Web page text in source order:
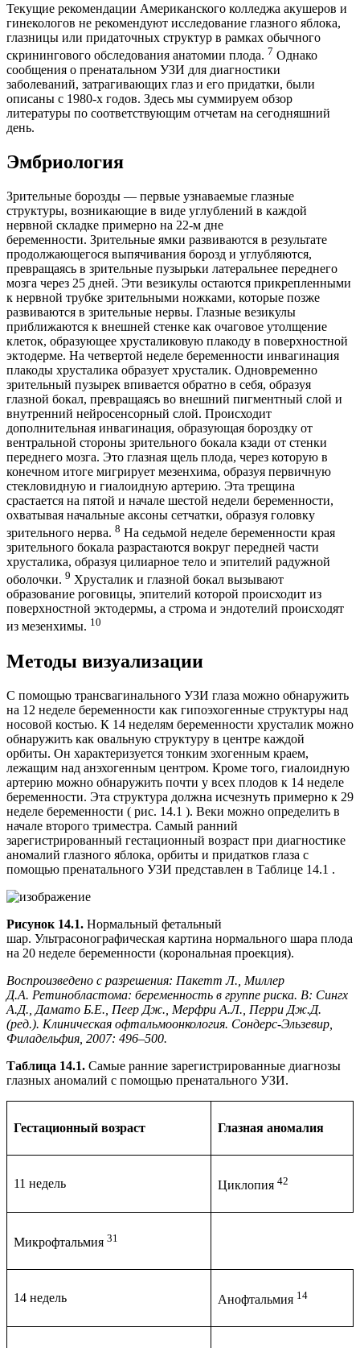
Текущие рекомендации Американского колледжа акушеров и
гинекологов не рекомендуют исследование глазного яблока,
глазницы или придаточных структур в рамках обычного
скринингового обследования анатомии плода. 7 Однако
сообщения о пренатальном УЗИ для диагностики
заболеваний, затрагивающих глаз и его придатки, были
описаны с 1980-х годов. Здесь мы суммируем обзор
литературы по соответствующим отчетам на сегодняшний
день.
Эмбриология
Зрительные борозды — первые узнаваемые глазные
структуры, возникающие в виде углублений в каждой
нервной складке примерно на 22-м дне
беременности. Зрительные ямки развиваются в результате
продолжающегося выпячивания борозд и углубляются,
превращаясь в зрительные пузырьки латеральнее переднего
мозга через 25 дней. Эти везикулы остаются прикрепленными
к нервной трубке зрительными ножками, которые позже
развиваются в зрительные нервы. Глазные везикулы
приближаются к внешней стенке как очаговое утолщение
клеток, образующее хрусталиковую плакоду в поверхностной
эктодерме. На четвертой неделе беременности инвагинация
плакоды хрусталика образует хрусталик. Одновременно
зрительный пузырек впивается обратно в себя, образуя
глазной бокал, превращаясь во внешний пигментный слой и
внутренний нейросенсорный слой. Происходит
дополнительная инвагинация, образующая бороздку от
вентральной стороны зрительного бокала кзади от стенки
переднего мозга. Это глазная щель плода, через которую в
конечном итоге мигрирует мезенхима, образуя первичную
стекловидную и гиалоидную артерию. Эта трещина
срастается на пятой и начале шестой недели беременности,
охватывая начальные аксоны сетчатки, образуя головку
зрительного нерва. 8 На седьмой неделе беременности края
зрительного бокала разрастаются вокруг передней части
хрусталика, образуя цилиарное тело и эпителий радужной
оболочки. 9 Хрусталик и глазной бокал вызывают
образование роговицы, эпителий которой происходит из
поверхностной эктодермы, а строма и эндотелий происходят
из мезенхимы. 10
Методы визуализации
С помощью трансвагинального УЗИ глаза можно обнаружить
на 12 неделе беременности как гипоэхогенные структуры над
носовой костью. К 14 неделям беременности хрусталик можно
обнаружить как овальную структуру в центре каждой
орбиты. Он характеризуется тонким эхогенным краем,
лежащим над анэхогенным центром. Кроме того, гиалоидную
артерию можно обнаружить почти у всех плодов к 14 неделе
беременности. Эта структура должна исчезнуть примерно к 29
неделе беременности ( рис. 14.1 ). Веки можно определить в
начале второго триместра. Самый ранний
зарегистрированный гестационный возраст при диагностике
аномалий глазного яблока, орбиты и придатков глаза с
помощью пренатального УЗИ представлен в Таблице 14.1 .
Рисунок 14.1. Нормальный фетальный
шар. Ультрасонографическая картина нормального шара плода
на 20 неделе беременности (корональная проекция).
Воспроизведено с разрешения: Пакетт Л., Миллер
Д.А. Ретинобластома: беременность в группе риска. В: Сингх
А.Д., Дамато Б.Е., Пеер Дж., Мерфри А.Л., Перри Дж.Д.
(ред.). Клиническая офтальмоонкология. Сондерс-Эльзевир,
Филадельфия, 2007: 496–500.
Таблица 14.1. Самые ранние зарегистрированные диагнозы
глазных аномалий с помощью пренатального УЗИ.
Гестационный возраст Глазная аномалия
11 недель Циклопия 42
Микрофтальмия 31
14 недель Анофтальмия 14